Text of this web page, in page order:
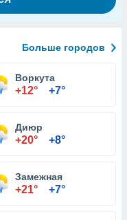
Больше городов
Воркута
+12° +7°
Диюр
+20° +8°
Замежная
+21° +7°